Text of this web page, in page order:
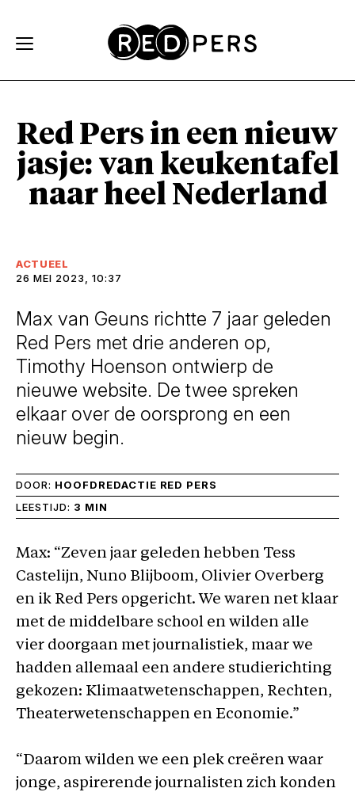
Red Pers in een nieuw
jasje: van keukentafel
naar heel Nederland
ACTUEEL
26 MEI 2023, 10:37
Max van Geuns richtte 7 jaar geleden
Red Pers met drie anderen op,
Timothy Hoenson ontwierp de
nieuwe website. De twee spreken
elkaar over de oorsprong en een
nieuw begin.
DOOR: HOOFDREDACTIE RED PERS
LEESTIJD: 3 MIN
Max: “Zeven jaar geleden hebben Tess
Castelijn, Nuno Blijboom, Olivier Overberg
en ik Red Pers opgericht. We waren net klaar
met de middelbare school en wilden alle
vier doorgaan met journalistiek, maar we
hadden allemaal een andere studierichting
gekozen: Klimaatwetenschappen, Rechten,
Theaterwetenschappen en Economie.”
“Daarom wilden we een plek creëren waar
jonge, aspirerende journalisten zich konden